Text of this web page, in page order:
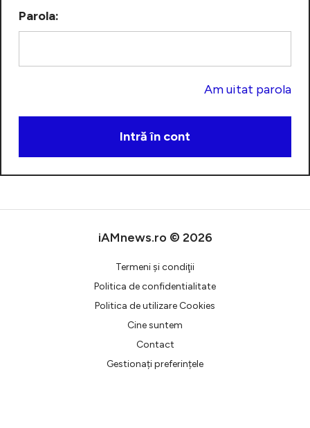
Creează cont
Parola:
Am uitat parola
iAMnews.ro © 2026
Termeni şi condiţii
Politica de confidentialitate
Politica de utilizare Cookies
Cine suntem
Contact
Gestionați preferințele